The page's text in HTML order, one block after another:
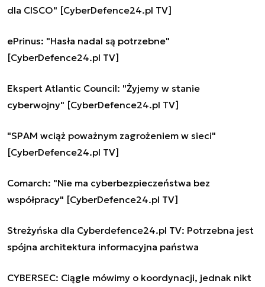
dla CISCO" [CyberDefence24.pl TV]
ePrinus: "Hasła nadal są potrzebne"
[CyberDefence24.pl TV]
Ekspert Atlantic Council: "Żyjemy w stanie
cyberwojny" [CyberDefence24.pl TV]
"SPAM wciąż poważnym zagrożeniem w sieci"
[CyberDefence24.pl TV]
Comarch: "Nie ma cyberbezpieczeństwa bez
współpracy" [CyberDefence24.pl TV]
Streżyńska dla Cyberdefence24.pl TV: Potrzebna jest
spójna architektura informacyjna państwa
CYBERSEC: Ciągle mówimy o koordynacji, jednak nikt